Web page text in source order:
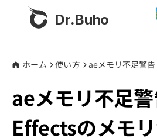
Dr.Buho
製品
BuhoCleaner
ストア
ホーム 使い方
aeメモリ不足
Effectsのメモ